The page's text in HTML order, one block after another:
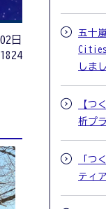
日
五十
Cities
しま
【つ
析プ
「つ
ティ